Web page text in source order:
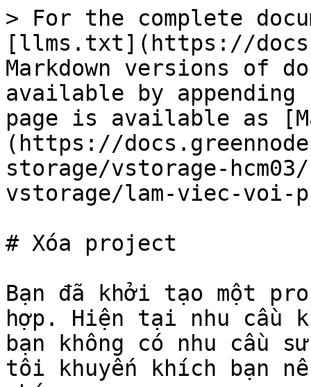
> For the complete
[llms.txt](https://
Markdown versions of
available by
page is available as
(https://
storage/vstorage-
vstorage/lam-viec-voi-
# Xóa project
Bạn đã khởi tạo một
hợp. Hiện tại nhu cầu
bạn không có nhu cầu
tôi khuyến khích bạn